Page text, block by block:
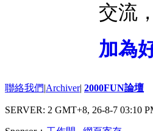
交流
加為
聯絡我們|Archiver| 2000FUN論壇
SERVER: 2 GMT+8, 26-8-7 03:10